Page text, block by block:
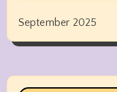
September 2025